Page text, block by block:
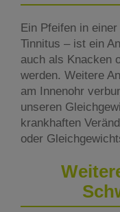
Ein Pfeifen in
Tinnitus – ist ein
auch als Knacken
werden. Weitere
am Innenohr
unseren
krankhaften
oder